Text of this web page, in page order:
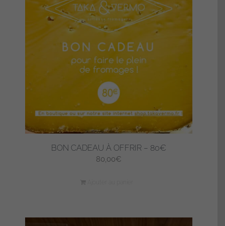
BON CADEAU À OFFRIR – 80€
80,00€